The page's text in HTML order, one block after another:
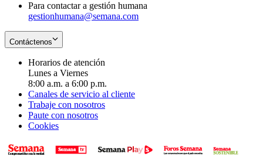
Para contactar a gestión humana
gestionhumana@semana.com
Contáctenos
Horarios de atención
Lunes a Viernes
8:00 a.m. a 6:00 p.m.
Canales de servicio al cliente
Trabaje con nosotros
Paute con nosotros
Cookies